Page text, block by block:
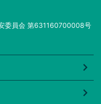
委員会 第631160700008号